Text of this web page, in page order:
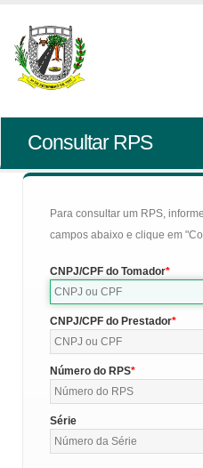
Consultar RPS
Para consultar um RPS,
campos abaixo e clique em
CNPJ/CPF do Tomador
CNPJ/CPF do Prestador
Número do RPS
Série